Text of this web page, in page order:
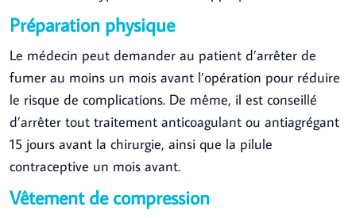
Préparation physique
Le médecin peut demander au patient d’arrêter de
fumer au moins un mois avant l’opération pour réduire
le risque de complications. De même, il est conseillé
d’arrêter tout traitement anticoagulant ou antiagrégant
15 jours avant la chirurgie, ainsi que la pilule
contraceptive un mois avant.
Vêtement de compression